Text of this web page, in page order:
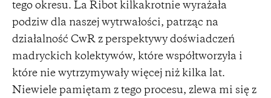
tego okresu. La Ribot kilkakrotnie wyrażała
podziw dla naszej wytrwałości, patrząc na
działalność CwR z perspektywy doświadczeń
madryckich kolektywów, które współtworzyła i
które nie wytrzymywały więcej niż kilka lat.
Niewiele pamiętam z tego procesu, zlewa mi się z